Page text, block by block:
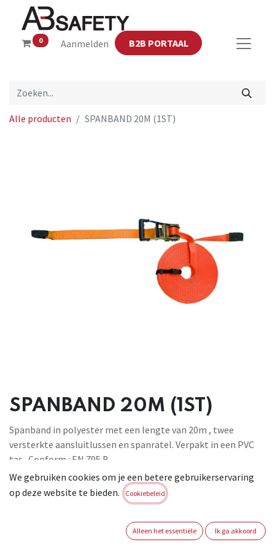
0 Aanmelden B2B PORTAAL
Alle producten SPANBAND 20M (1ST)
SPANBAND 20M (1ST)
Spanband in polyester met een lengte van 20m , twee
versterkte aansluitlussen en spanratel. Verpakt in een PVC
tas . Conform : EN 795 B .
Brand:KAPRIOL
Login of registreer om verder te
We gebruiken cookies om je een betere gebruikerservaring
op deze website te bieden.
Cookiebeleid
Alleen het essentiële Ik ga akkoord